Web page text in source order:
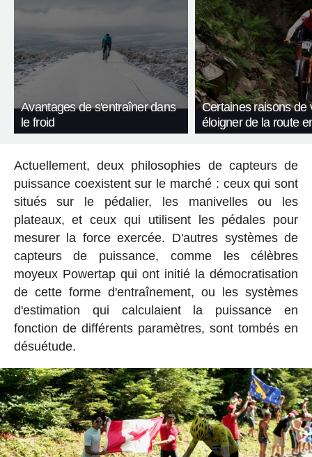
Avantages de s'entraîner dans
le froid
Certaines raisons de
éloigner de la route
Actuellement, deux philosophies de capteurs de
puissance coexistent sur le marché : ceux qui sont
situés sur le pédalier, les manivelles ou les
plateaux, et ceux qui utilisent les pédales pour
mesurer la force exercée. D'autres systèmes de
capteurs de puissance, comme les célèbres
moyeux Powertap qui ont initié la démocratisation
de cette forme d'entraînement, ou les systèmes
d'estimation qui calculaient la puissance en
fonction de différents paramètres, sont tombés en
désuétude.